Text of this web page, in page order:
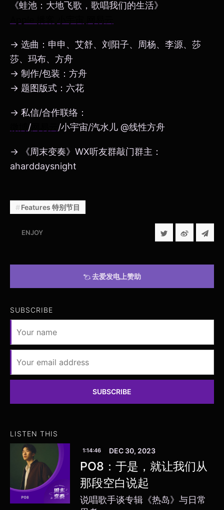
《蛙池：大地飞歌，歌唱我们的生活》
→ 选曲：申申、艾舒、刘阳子、周杨、李源、莎
莎、玛布、方舟
→ 制作/包装：方舟
→ 题图版式：六花
→ 私信/合作联络：
/ /小宇宙/汽水儿 @线性方舟
→ 《周末变奏》WX听友群敲门群主：
aharddaysnight
Features 特别节目
ENJOY
去爱发电上赞助
SUBSCRIBE
SUBSCRIBE
LISTEN THIS
1:14:46 DEC 30, 2023
PO8：于是，就让我们从
那段空白说起
说唱歌手谈专辑《热岛》与日常